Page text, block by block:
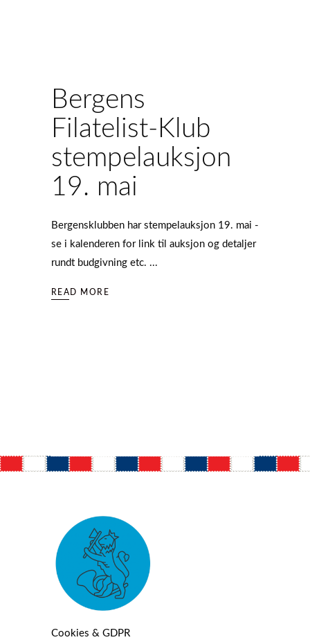
Bergens
Filatelist-Klub
stempelauksjon
19. mai
Bergensklubben har stempelauksjon 19. mai -
se i kalenderen for link til auksjon og detaljer
rundt budgivning etc.
READ MORE
Cookies & GDPR